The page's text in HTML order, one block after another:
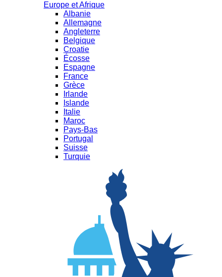
Europe et Afrique
Albanie
Allemagne
Angleterre
Belgique
Croatie
Écosse
Espagne
France
Grèce
Irlande
Islande
Italie
Maroc
Pays-Bas
Portugal
Suisse
Turquie